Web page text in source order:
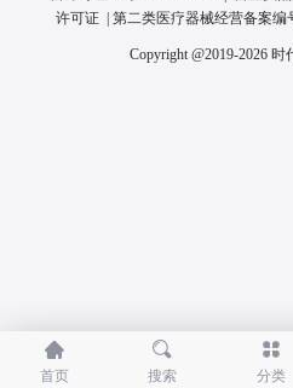
许可证 | 第二类医疗器械经营备案编
Copyright @2019-2026 时

首页

搜索

分类